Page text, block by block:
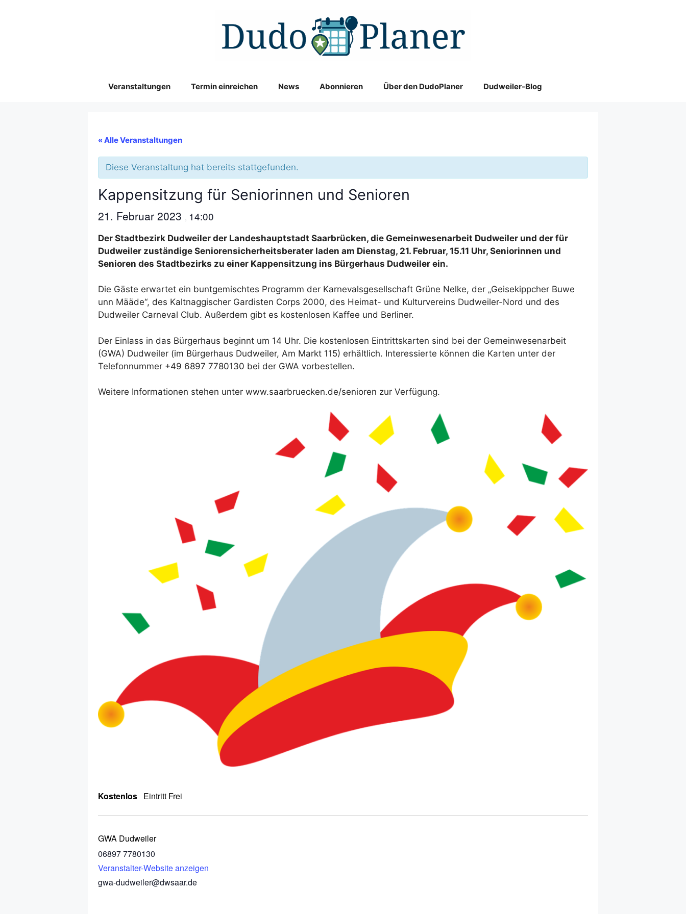
Veranstaltungen Termin einreichen News Abonnieren Über den DudoPlaner Dudweiler-Blog
« Alle Veranstaltungen
Diese Veranstaltung hat bereits stattgefunden.
Kappensitzung für Seniorinnen und Senioren
21. Februar 2023 , 14:00
Der Stadtbezirk Dudweiler der Landeshauptstadt Saarbrücken, die Gemeinwesenarbeit Dudweiler und der für
Dudweiler zuständige Seniorensicherheitsberater laden am Dienstag, 21. Februar, 15.11 Uhr, Seniorinnen und
Senioren des Stadtbezirks zu einer Kappensitzung ins Bürgerhaus Dudweiler ein.
Die Gäste erwartet ein buntgemischtes Programm der Karnevalsgesellschaft Grüne Nelke, der „Geisekippcher Buwe
unn Määde“, des Kaltnaggischer Gardisten Corps 2000, des Heimat- und Kulturvereins Dudweiler-Nord und des
Dudweiler Carneval Club. Außerdem gibt es kostenlosen Kaffee und Berliner.
Der Einlass in das Bürgerhaus beginnt um 14 Uhr. Die kostenlosen Eintrittskarten sind bei der Gemeinwesenarbeit
(GWA) Dudweiler (im Bürgerhaus Dudweiler, Am Markt 115) erhältlich. Interessierte können die Karten unter der
Telefonnummer +49 6897 7780130 bei der GWA vorbestellen.
Weitere Informationen stehen unter www.saarbruecken.de/senioren zur Verfügung.
Kostenlos Eintritt Frei
GWA Dudweiler
06897 7780130
Veranstalter-Website anzeigen
gwa-dudweiler@dwsaar.de